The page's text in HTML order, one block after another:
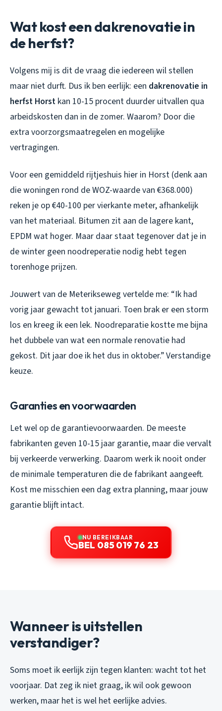
Wat kost een dakrenovatie in
de herfst?
Volgens mij is dit de vraag die iedereen wil stellen
maar niet durft. Dus ik ben eerlijk: een dakrenovatie in
herfst Horst kan 10-15 procent duurder uitvallen qua
arbeidskosten dan in de zomer. Waarom? Door die
extra voorzorgsmaatregelen en mogelijke
vertragingen.
Voor een gemiddeld rijtjeshuis hier in Horst (denk aan
die woningen rond de WOZ-waarde van €368.000)
reken je op €40-100 per vierkante meter, afhankelijk
van het materiaal. Bitumen zit aan de lagere kant,
EPDM wat hoger. Maar daar staat tegenover dat je in
de winter geen noodreperatie nodig hebt tegen
torenhoge prijzen.
Jouwert van de Meterikseweg vertelde me: “Ik had
vorig jaar gewacht tot januari. Toen brak er een storm
los en kreeg ik een lek. Noodreparatie kostte me bijna
het dubbele van wat een normale renovatie had
gekost. Dit jaar doe ik het dus in oktober.” Verstandige
keuze.
Garanties en voorwaarden
Let wel op de garantievoorwaarden. De meeste
fabrikanten geven 10-15 jaar garantie, maar die vervalt
bij verkeerde verwerking. Daarom werk ik nooit onder
de minimale temperaturen die de fabrikant aangeeft.
Kost me misschien een dag extra planning, maar jouw
garantie blijft intact.
NU BEREIKBAAR
BEL 085 019 76 23
Wanneer is uitstellen
verstandiger?
Soms moet ik eerlijk zijn tegen klanten: wacht tot het
voorjaar. Dat zeg ik niet graag, ik wil ook gewoon
werken, maar het is wel het eerlijke advies.